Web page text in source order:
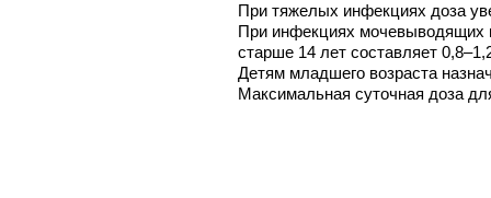
При тяжелых инфекциях доза
При инфекциях мочевыводящих
старше 14 лет составляет
Детям младшего возраста
Максимальная суточная доза